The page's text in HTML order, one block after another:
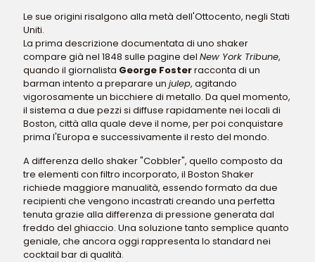
Le sue origini risalgono alla metà dell'Ottocento, negli Stati
Uniti.
La prima descrizione documentata di uno shaker
compare già nel 1848 sulle pagine del New York Tribune,
quando il giornalista George Fosterracconta di un
barman intento a preparare un julep, agitando
vigorosamente un bicchiere di metallo. Da quel momento,
il sistema a due pezzi si diffuse rapidamente nei locali di
Boston, città alla quale deve il nome, per poi conquistare
prima l'Europa e successivamente il resto del mondo.
A differenza dello shaker "Cobbler", quello composto da
tre elementi con filtro incorporato, il Boston Shaker
richiede maggiore manualità, essendo formato da due
recipienti che vengono incastrati creando una perfetta
tenuta grazie alla differenza di pressione generata dal
freddo del ghiaccio. Una soluzione tanto semplice quanto
geniale, che ancora oggi rappresenta lo standard nei
cocktail bar di qualità.